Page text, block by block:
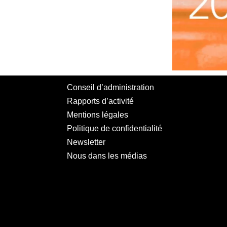
Conseil d’administration
Rapports d’activité
Mentions légales
Politique de confidentialité
Newsletter
Nous dans les médias